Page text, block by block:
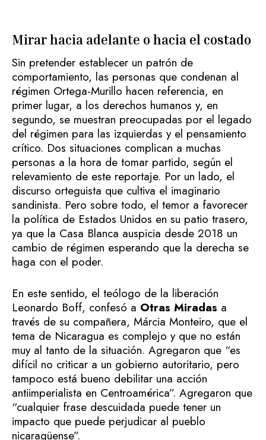
Mirar hacia adelante o hacia el costado
Sin pretender establecer un patrón de
comportamiento, las personas que condenan al
régimen Ortega-Murillo hacen referencia, en
primer lugar, a los derechos humanos y, en
segundo, se muestran preocupadas por el legado
del régimen para las izquierdas y el pensamiento
crítico. Dos situaciones complican a muchas
personas a la hora de tomar partido, según el
relevamiento de este reportaje. Por un lado, el
discurso orteguista que cultiva el imaginario
sandinista. Pero sobre todo, el temor a favorecer
la política de Estados Unidos en su patio trasero,
ya que la Casa Blanca auspicia desde 2018 un
cambio de régimen esperando que la derecha se
haga con el poder.
En este sentido, el teólogo de la liberación
Leonardo Boff, confesó a Otras Miradas a
través de su compañera, Márcia Monteiro, que el
tema de Nicaragua es complejo y que no están
muy al tanto de la situación. Agregaron que “es
difícil no criticar a un gobierno autoritario, pero
tampoco está bueno debilitar una acción
antiimperialista en Centroamérica”. Agregaron que
“cualquier frase descuidada puede tener un
impacto que puede perjudicar al pueblo
nicaragüense”.